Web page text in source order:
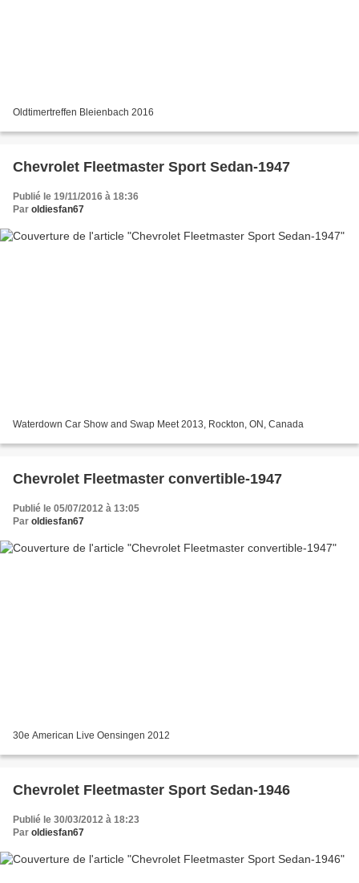
Oldtimertreffen Bleienbach 2016
Chevrolet Fleetmaster Sport Sedan-1947
Publié le 19/11/2016 à 18:36
Par oldiesfan67
Waterdown Car Show and Swap Meet 2013, Rockton, ON, Canada
Chevrolet Fleetmaster convertible-1947
Publié le 05/07/2012 à 13:05
Par oldiesfan67
30e American Live Oensingen 2012
Chevrolet Fleetmaster Sport Sedan-1946
Publié le 30/03/2012 à 18:23
Par oldiesfan67